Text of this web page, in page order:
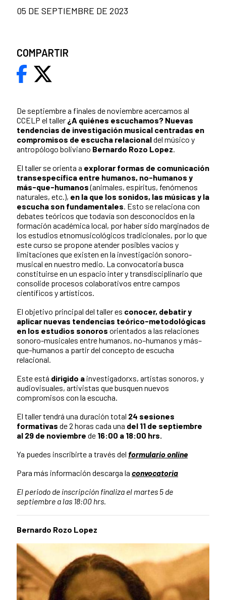
De septiembre a finales de noviembre acercamos al
CCELP el taller ¿A quiénes escuchamos? Nuevas
tendencias de investigación musical centradas en
compromisos de escucha relacionaldel músico y
antropólogo boliviano Bernardo Rozo Lopez.
El taller se orienta a explorar formas de comunicación
transespecífica entre humanos, no-humanos y
más-que-humanos(animales, espíritus, fenómenos
naturales, etc.), en la que los sonidos, las músicas y la
escucha son fundamentales. Esto se relaciona con
debates teóricos que todavía son desconocidos en la
formación académica local, por haber sido marginados de
los estudios etnomusicológicos tradicionales, por lo que
este curso se propone atender posibles vacíos y
limitaciones que existen en la investigación sonoro-
musical en nuestro medio. La convocatoria busca
constituirse en un espacio inter y transdisciplinario que
consolide procesos colaborativos entre campos
científicos y artísticos.
El objetivo principal del taller es conocer, debatir y
aplicar nuevas tendencias teórico-metodológicas
en los estudios sonoros orientados a las relaciones
sonoro-musicales entre humanos, no–humanos y más–
que–humanos a partir del concepto de escucha
relacional.
Este está dirigido a investigadorxs, artistas sonoros, y
audiovisuales, artivistas que busquen nuevos
compromisos con la escucha.
El taller tendrá una duración total 24 sesiones
formativas de 2 horas cada una del 11 de septiembre
al 29 de noviembre de 16:00 a 18:00 hrs.
Ya puedes inscribirte a través del formulario online
Para más información descarga la convocatoria
El periodo de inscripción finaliza el martes 5 de
septiembre a las 18:00 hrs.
Bernardo Rozo Lopez
05 DE SEPTIEMBRE DE 2023
COMPARTIR